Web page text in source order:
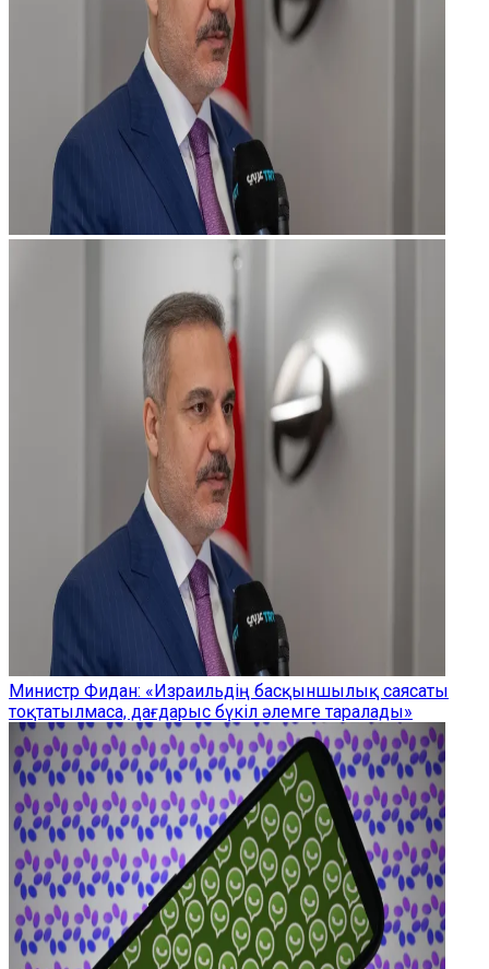
Министр Фидан: «Израильдің басқыншылық саясаты
тоқтатылмаса, дағдарыс бүкіл әлемге таралады»